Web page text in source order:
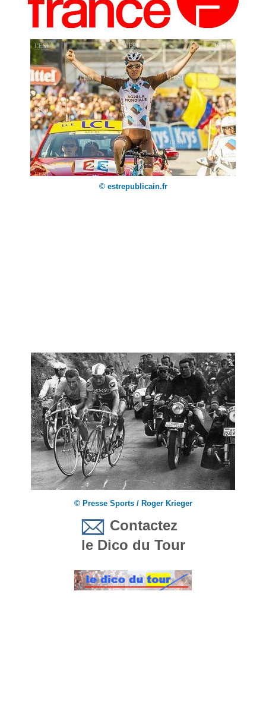
© estrepublicain.fr
© Presse Sports / Roger Krieger
Contactez
le Dico du Tour